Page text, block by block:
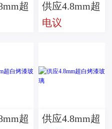
超
璃
供应4.8mm超
白烤漆玻璃
电议
超
供应4.8mm超